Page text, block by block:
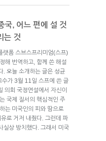
국, 어느 편에 설 것
는 것
랫폼 스브스프리미엄(스프)
해 번역하고, 함께 쓴 해설
. 오늘 소개하는 글은 성균
수가 3월 11일 스프에 쓴 글
의회 국정연설에서 자신이
국제 질서의 핵심적인 주
는 미국인의 피와 땀으로
로 거저 내줬다. 그런데 파
실상 방치했다. 그래서 미국